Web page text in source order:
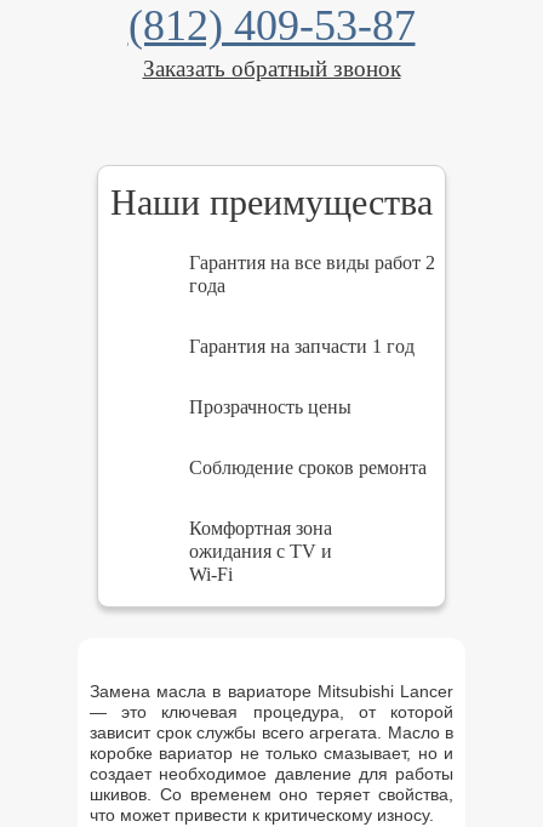
(812) 409-53-87
Заказать обратный звонок
Наши преимущества
Гарантия на все виды работ 2
года
Гарантия на запчасти 1 год
Прозрачность цены
Соблюдение сроков ремонта
Комфортная зона
ожидания с TV и
Wi-Fi
Замена масла в вариаторе Mitsubishi Lancer
— это ключевая процедура, от которой
зависит срок службы всего агрегата. Масло в
коробке вариатор не только смазывает, но и
создает необходимое давление для работы
шкивов. Со временем оно теряет свойства,
что может привести к критическому износу.